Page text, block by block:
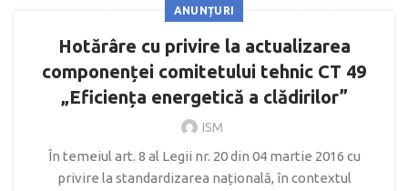
ANUNȚURI
Hotărâre cu privire la actualizarea
componenței comitetului tehnic CT 49
„Eficiența energetică a clădirilor”
ISM
În temeiul art. 8 al Legii nr. 20 din 04 martie 2016 cu
privire la standardizarea națională, în contextul